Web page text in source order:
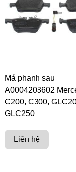
Má phanh sau
A0004203602
C200, C300,
GLC250
Liên hệ